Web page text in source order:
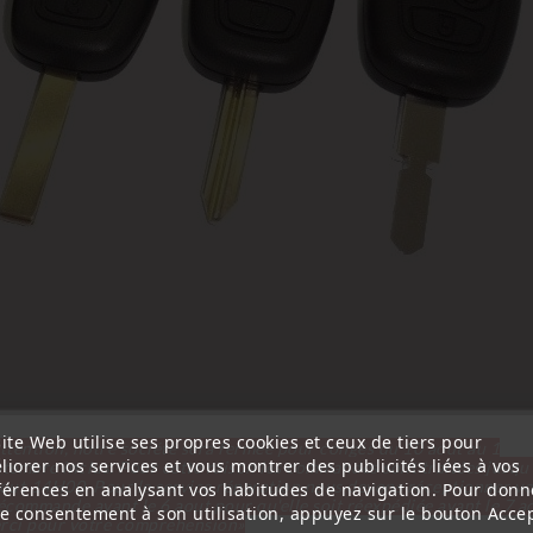
Web utilise ses propres cookies et ceux de tiers pour
nos services et vous montrer des publicités liées à vos
en analysant vos habitudes de navigation. Pour
consentement à son utilisation, appuyez sur le bouton
notre société sera fermée pour congés du 10 aout au 1
inclus. Pour cette raison les commandes sont traitées
14H00. Pour le service réparation nous devons réceptionner
avant le 6 aout pour qu'elle soit réexpédiée avant le 7
pour votre compréhension»